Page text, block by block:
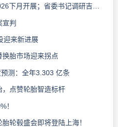
珑；佳通推出新能源轻卡轮胎；三角轮胎斩获大奖；中策宣布涨价
判
迎来新进展
胎市场迎来拐点
测：全年3.303 亿条
点赞轮胎智造标杆
！
轮毂盛会即将登陆上海！